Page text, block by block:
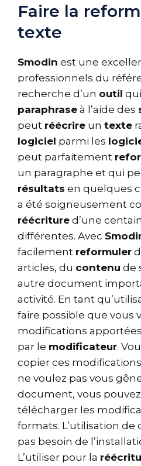
Faire la
texte
Smodin est une
professionnels du
recherche d’un outil
paraphrase à l’aide des
peut réécrire un texte
logiciel parmi les
peut parfaitement
un paragraphe et qui
résultats en quelques
a été soigneusement
réécriture d’une
différentes. Avec
facilement reformuler
articles, du contenu de
autre document
activité. En tant
faire possible que vous
modifications
par le modificateur.
copier ces
ne voulez pas vous
document, vous
télécharger les
formats. L’utilisation de
pas besoin de
L’utiliser pour la